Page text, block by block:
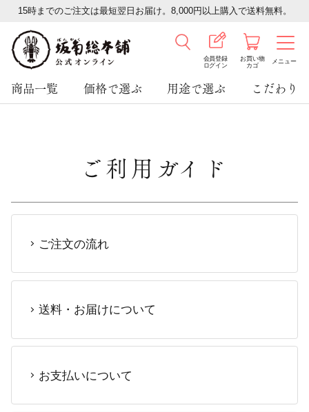
15時までのご注文は最短翌日お届け。8,000円以上購入で送料無料。
会員登録
ログイン
お買い物
カゴ
メニュー
商品一覧 価格で選ぶ 用途で選ぶ こだわり
ご利用ガイド
ご注文の流れ
送料・お届けについて
お支払いについて